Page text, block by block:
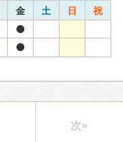
金 土 日 祝
次»